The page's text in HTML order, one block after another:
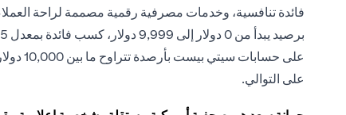
فائدة تنافسية، وخدمات مصرفية رقمية مصممة لراحة
على حسابات سيتي بيست
على التوالي.